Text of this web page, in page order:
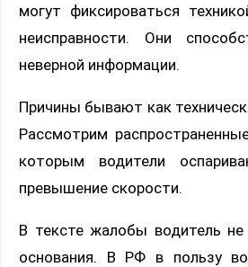
могут фиксироваться
неисправности. Они
неверной информации.
Причины бывают как
Рассмотрим
которым водители
превышение скорости.
В тексте жалобы водитель не
основания. В РФ в пользу